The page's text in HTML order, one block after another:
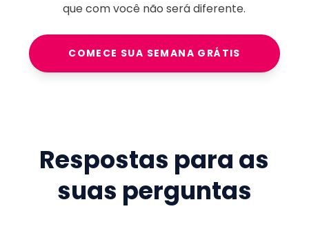
que com você não será diferente.
COMECE SUA SEMANA GRÁTIS
Respostas para as
suas perguntas